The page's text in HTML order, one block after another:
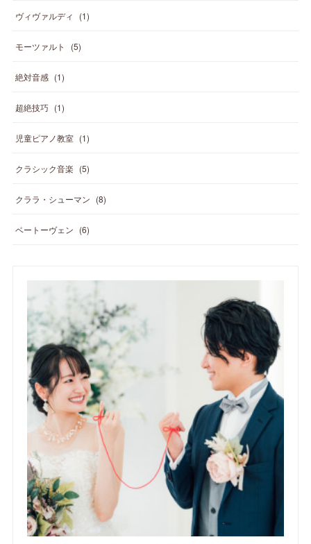
ヴィヴァルディ (1)
モーツァルト (5)
絶対音感 (1)
超絶技巧 (1)
児童ピアノ教室 (1)
クラシック音楽 (5)
クララ・シューマン (8)
ベートーヴェン (6)